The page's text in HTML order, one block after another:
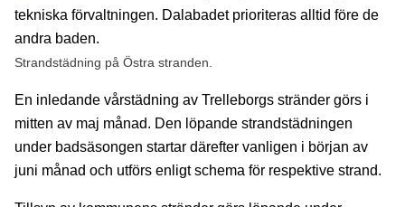
Strandstädning på Östra stranden.
En inledande vårstädning av Trelleborgs stränder görs i
mitten av maj månad. Den löpande strandstädningen
under badsäsongen startar därefter vanligen i början av
juni månad och utförs enligt schema för respektive strand.